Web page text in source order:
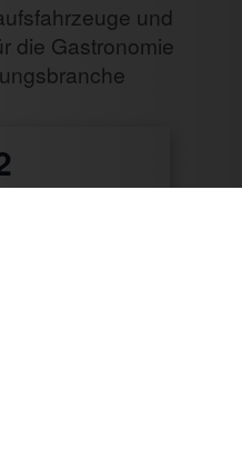
und
die Gastronomie